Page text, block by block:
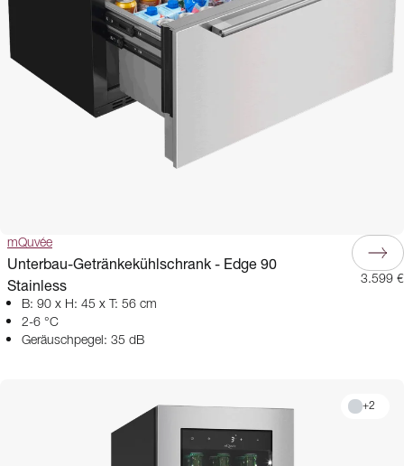
mQuvée
Unterbau-Getränkekühlschrank - Edge 90
Stainless
B: 90 x H: 45 x T: 56 cm
2-6 °C
Geräuschpegel: 35 dB
3.599 €
+2